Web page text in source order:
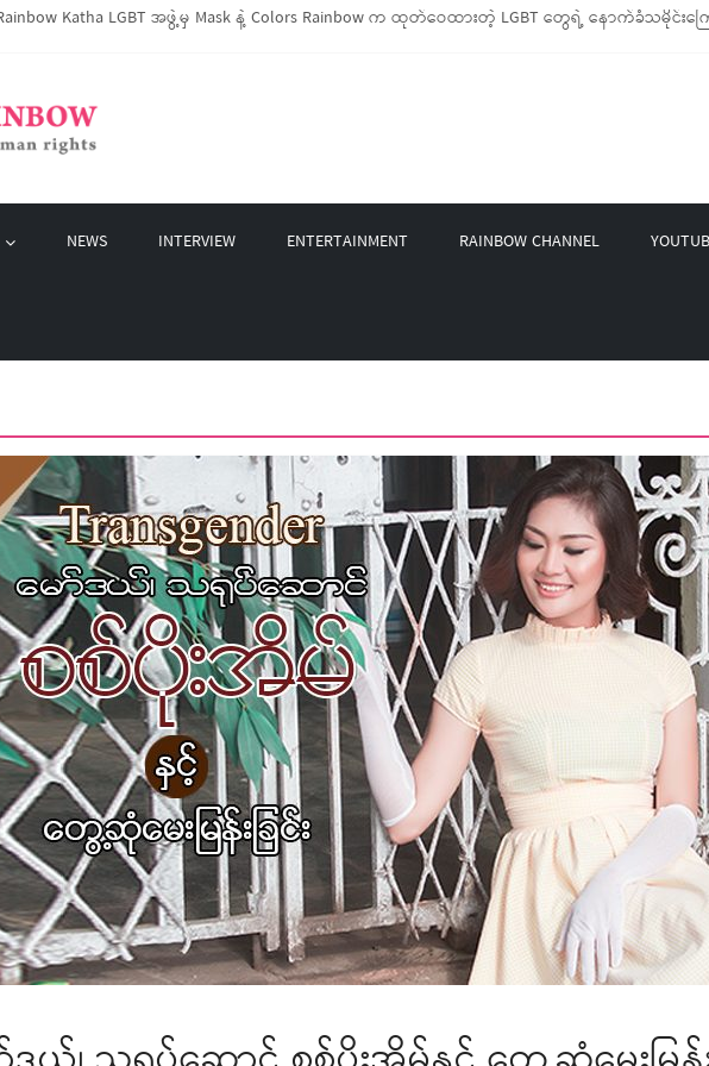
19 ကာလအတွင်း LGBTIQ အိမ်ထောင်စု (၁၀၀၀)ကျော်ကို ကျပ်သိန်းပေါင်း(၄၀၀)ကျော်တန်ဖိုးရှိ မီးဖိုချ
Rainbow မှ စက်တင်ဘာလအတွင်း အွန်လိုင်းသင်တန်းနှစ်ခု ဖွင့်လှစ်ပေးနိုင်ခဲ့
NEWS INTERVIEW ENTERTAINMENT RAINBOW CHANNEL